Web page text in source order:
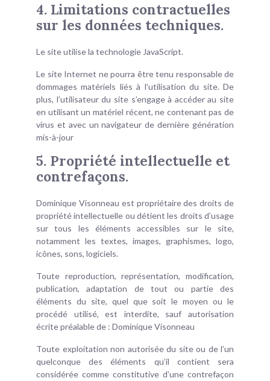
4. Limitations contractuelles
sur les données techniques.
Le site utilise la technologie JavaScript.
Le site Internet ne pourra être tenu responsable de
dommages matériels liés à l’utilisation du site. De
plus, l’utilisateur du site s’engage à accéder au site
en utilisant un matériel récent, ne contenant pas de
virus et avec un navigateur de dernière génération
mis-à-jour
5. Propriété intellectuelle et
contrefaçons.
Dominique Visonneau est propriétaire des droits de
propriété intellectuelle ou détient les droits d’usage
sur tous les éléments accessibles sur le site,
notamment les textes, images, graphismes, logo,
icônes, sons, logiciels.
Toute reproduction, représentation, modification,
publication, adaptation de tout ou partie des
éléments du site, quel que soit le moyen ou le
procédé utilisé, est interdite, sauf autorisation
écrite préalable de : Dominique Visonneau
Toute exploitation non autorisée du site ou de l’un
quelconque des éléments qu’il contient sera
considérée comme constitutive d’une contrefaçon